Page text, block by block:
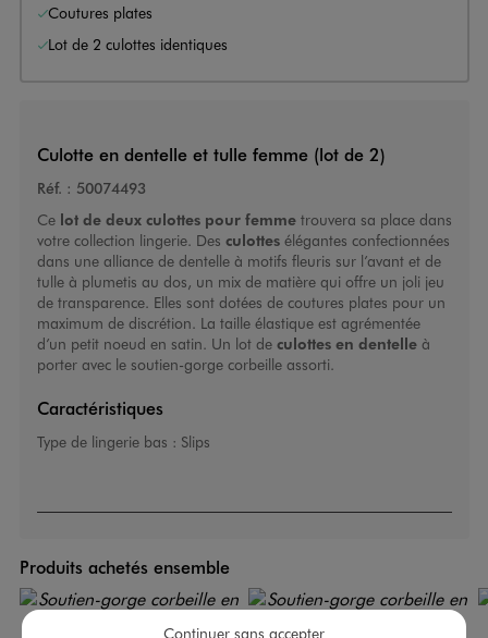
Coutures plates
Lot de 2 culottes identiques
Culotte en dentelle et tulle femme (lot de 2)
Réf. : 50074493
Ce lot de deux culottes pour femmetrouvera sa place dans
votre collection lingerie. Des culottesélégantes confectionnées
dans une alliance de dentelle à motifs fleuris sur l’avant et de
tulle à plumetis au dos, un mix de matière qui offre un joli jeu
de transparence. Elles sont dotées de coutures plates pour un
maximum de discrétion. La taille élastique est agrémentée
d’un petit noeud en satin. Un lot de culottes en dentelleà
porter avec le soutien-gorge corbeille assorti.
Caractéristiques
Type de lingerie bas : Slips
Produits achetés ensemble
Continuer sans accepter